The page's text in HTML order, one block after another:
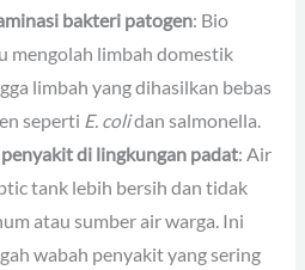
bakteri patogen: Bio
mengolah limbah domestik
limbah yang dihasilkan bebas
seperti E. colidan salmonella.
di lingkungan padat: Air
tank lebih bersih dan tidak
atau sumber air warga. Ini
wabah penyakit yang sering